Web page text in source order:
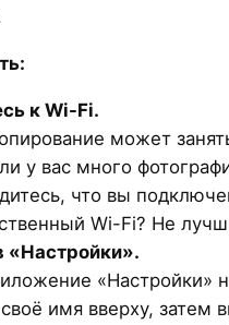
к Wi-Fi.
может
у вас много
что вы
Wi-Fi? Не
«Настройки».
«Настройки»
имя вверху, затем